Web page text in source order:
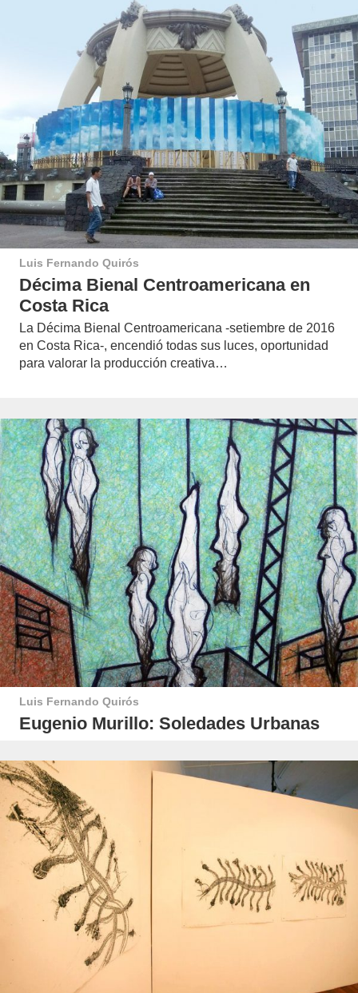
Luis Fernando Quirós
Décima Bienal Centroamericana en
Costa Rica
La Décima Bienal Centroamericana -setiembre de 2016
en Costa Rica-, encendió todas sus luces, oportunidad
para valorar la producción creativa…
Luis Fernando Quirós
Eugenio Murillo: Soledades Urbanas